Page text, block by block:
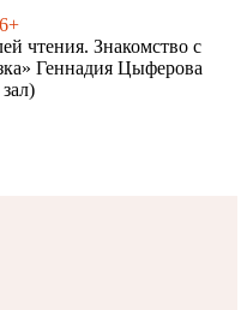
чтения. Знакомство с
Геннадия Цыферова